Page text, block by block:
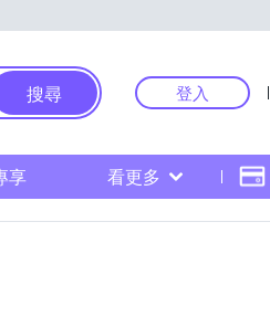
搜尋 登入
享 看更多